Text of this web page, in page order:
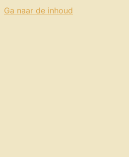
Ga naar de inhoud